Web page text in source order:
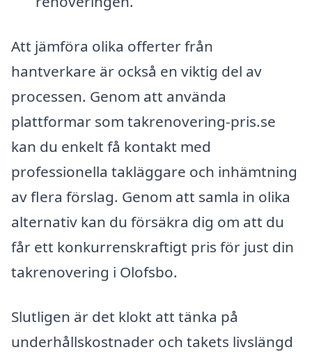
Att jämföra olika offerter från
hantverkare är också en viktig del av
processen. Genom att använda
plattformar som takrenovering-pris.se
kan du enkelt få kontakt med
professionella takläggare och inhämtning
av flera förslag. Genom att samla in olika
alternativ kan du försäkra dig om att du
får ett konkurrenskraftigt pris för just din
takrenovering i Olofsbo.
Slutligen är det klokt att tänka på
underhållskostnader och takets livslängd